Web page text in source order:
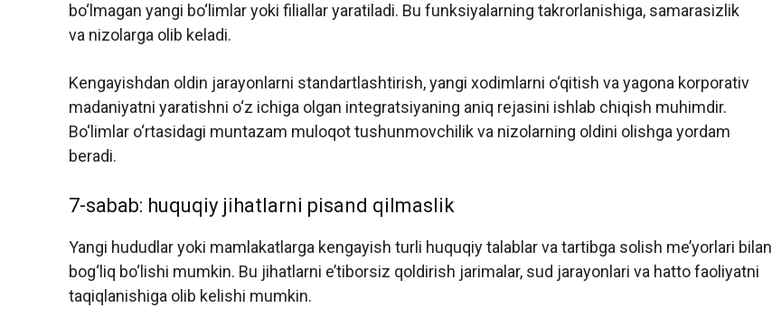
bo‘lmagan yangi bo‘limlar yoki filiallar yaratiladi. Bu funksiyalarning takrorlanishiga, samarasizlik
va nizolarga olib keladi.
Kengayishdan oldin jarayonlarni standartlashtirish, yangi xodimlarni o‘qitish va yagona korporativ
madaniyatni yaratishni o‘z ichiga olgan integratsiyaning aniq rejasini ishlab chiqish muhimdir.
Bo‘limlar o‘rtasidagi muntazam muloqot tushunmovchilik va nizolarning oldini olishga yordam
beradi.
7-sabab: huquqiy jihatlarni pisand qilmaslik
Yangi hududlar yoki mamlakatlarga kengayish turli huquqiy talablar va tartibga solish me’yorlari bilan
bog‘liq bo‘lishi mumkin. Bu jihatlarni e’tiborsiz qoldirish jarimalar, sud jarayonlari va hatto faoliyatni
taqiqlanishiga olib kelishi mumkin.